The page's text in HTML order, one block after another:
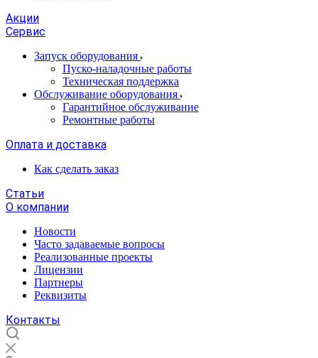
Акции
Сервис
Запуск оборудования
Пуско-наладочные работы
Техническая поддержка
Обслуживание оборудования
Гарантийное обслуживание
Ремонтные работы
Оплата и доставка
Как сделать заказ
Статьи
О компании
Новости
Часто задаваемые вопросы
Реализованные проекты
Лицензии
Партнеры
Реквизиты
Контакты